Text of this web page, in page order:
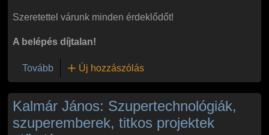
Szeretettel várunk minden érdeklődőt!
A belépés díjtalan!
Tovább(Kalmár János: Rejtélyes középkor előadása)
Új hozzászólás
Kalmár János: Szupertechnológiák,
szuperemberek, titkos projektek